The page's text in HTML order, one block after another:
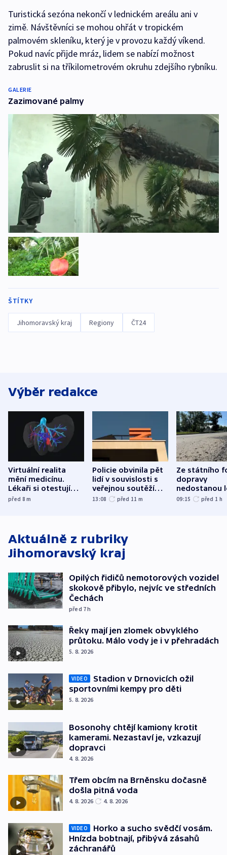
Turistická sezóna nekončí v lednickém areálu ani v
zimě. Návštěvníci se mohou ohřát v tropickém
palmovém skleníku, který je v provozu každý víkend.
Pokud navíc přijde mráz, lidem se nabízí možnost
zabruslit si na tříkilometrovém okruhu zdejšího rybníku.
GALERIE
Zazimované palmy
ŠTÍTKY
Jihomoravský kraj Regiony ČT24
Výběr redakce
Virtuální realita
mění medicínu.
Lékaři si otestují
každý řez, říká
před 8m
Policie obvinila pět
lidí v souvislosti s
veřejnou soutěží
Správy železnic
13:08 před 11 m
Ze státního
dopravy
nedostanou
kraje na
09:15 před 1 h
Aktuálně z rubriky
Jihomoravský kraj
Opilých řidičů nemotorových vozidel
skokově přibylo, nejvíc ve středních
Čechách
před 7h
Řeky mají jen zlomek obvyklého
průtoku. Málo vody je i v přehradách
5. 8. 2026
VIDEO
Stadion v Drnovicích ožil
sportovními kempy pro děti
5. 8. 2026
Bosonohy chtějí kamiony krotit
kamerami. Nezastaví je, vzkazují
dopravci
4. 8. 2026
Třem obcím na Brněnsku dočasně
došla pitná voda
4. 8. 2026 4. 8. 2026
VIDEO
Horko a sucho svědčí vosám.
Hnízda bobtnají, přibývá zásahů
záchranářů